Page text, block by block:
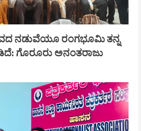
ನಡುವೆಯೂ ರಂಗಭೂಮಿ ತನ್ನ
ಗೊರೂರು ಅನಂತರಾಜು